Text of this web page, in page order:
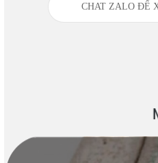
CHAT ZALO ĐỂ